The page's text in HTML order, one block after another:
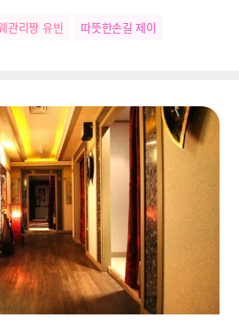
관리짱 유빈 따뜻한손길 제이